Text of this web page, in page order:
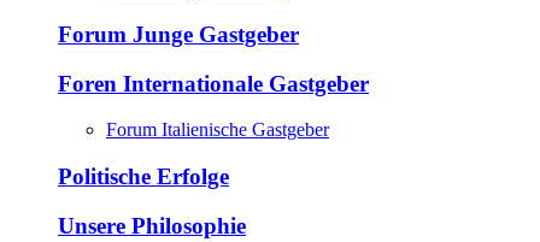
Forum Junge Gastgeber
Foren Internationale Gastgeber
Forum Italienische Gastgeber
Politische Erfolge
Unsere Philosophie